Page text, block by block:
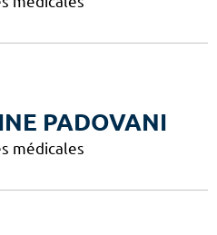
PADOVANI
médicales